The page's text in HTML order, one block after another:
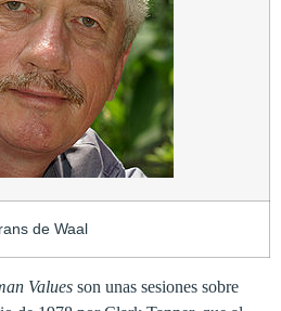
de Waal
Values son unas sesiones sobre